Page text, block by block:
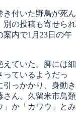
付いた野鳥が死ん
別の投稿も寄せられ
案内で1月23日の午
ていた。脚には細
っているようだっ
っかかり、身動き
さん。久留米市鳥類
」か「カワウ」とみ